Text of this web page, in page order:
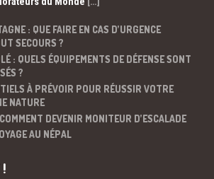
: QUE FAIRE EN CAS D’URGENCE
SECOURS ?
: QUELS ÉQUIPEMENTS DE DÉFENSE SONT
?
À PRÉVOIR POUR RÉUSSIR VOTRE
NATURE
DEVENIR MONITEUR D’ESCALADE
AU NÉPAL
!